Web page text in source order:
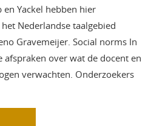
en Yackel hebben hier
Nederlandse taalgebied
Gravemeijer. Social norms In
afspraken over wat de docent en
verwachten. Onderzoekers